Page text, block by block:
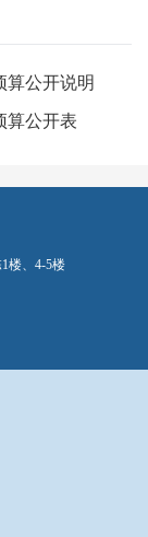
算公开说明
算公开表
楼、4-5楼